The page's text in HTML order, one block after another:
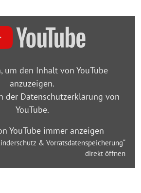
um den Inhalt von YouTube
anzuzeigen.
der Datenschutzerklärung von
YouTube.
YouTube immer anzeigen
& Vorratsdatenspeicherung“
direkt öffnen